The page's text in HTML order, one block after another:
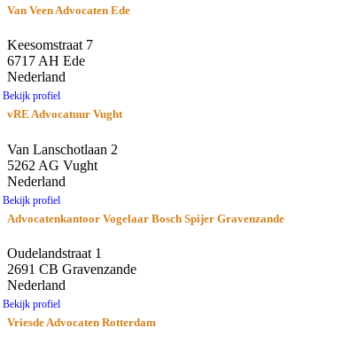
Van Veen Advocaten Ede
Keesomstraat 7
6717 AH Ede
Nederland
Bekijk profiel
vRE Advocatuur Vught
Van Lanschotlaan 2
5262 AG Vught
Nederland
Bekijk profiel
Advocatenkantoor Vogelaar Bosch Spijer Gravenzande
Oudelandstraat 1
2691 CB Gravenzande
Nederland
Bekijk profiel
Vriesde Advocaten Rotterdam